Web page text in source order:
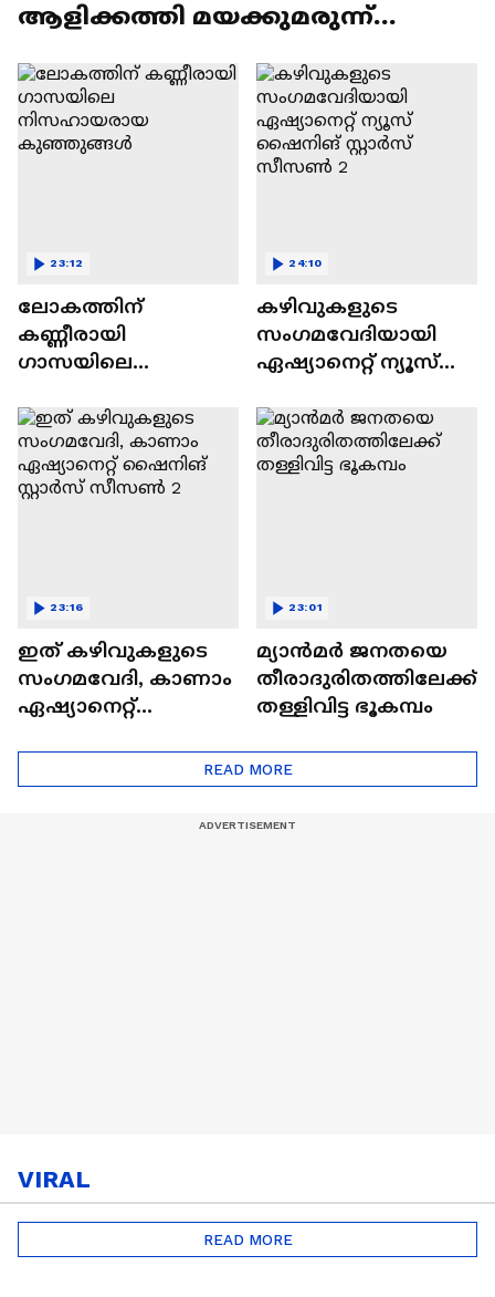
ആളിക്കത്തി മയക്കുമരുന്ന്
ലോകത്തിന്
കണ്ണീരായി
ഗാസയിലെ
കുഞ്ഞുങ്ങൾ
23:12
കഴിവുകളുടെ
സംഗമവേദിയായി
ഏഷ്യാനെറ്റ് ന്യൂസ്
സീസൺ 2
24:10
ഇത് കഴിവുകളുടെ
സംഗമവേദി, കാണാം
ഏഷ്യാനെറ്റ്
23:16
മ്യാൻമർ ജനതയെ
തീരാദുരിതത്തിലേക്ക്
തള്ളിവിട്ട ഭൂകമ്പം
23:01
READ MORE
VIRAL
READ MORE